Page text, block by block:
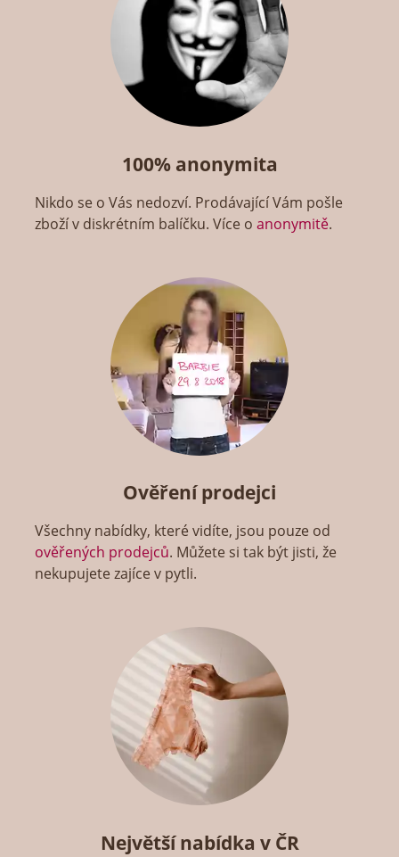
100% anonymita
Nikdo se o Vás nedozví. Prodávající Vám pošle
zboží v diskrétním balíčku. Více oanonymitě.
Ověření prodejci
Všechny nabídky, které vidíte, jsou pouze od
ověřených prodejců. Můžete si tak být jisti, že
nekupujete zajíce v pytli.
Největší nabídka v ČR